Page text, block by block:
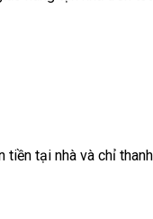
tại nhà và chỉ